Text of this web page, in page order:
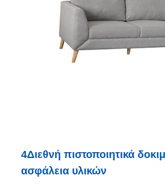
4Διεθνή πιστοποιητικά
ασφάλεια υλικών